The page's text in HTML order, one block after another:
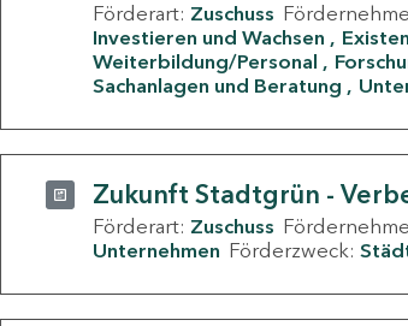
Förderart: Zuschuss
Investieren und Wachsen
Weiterbildung/Personal
Sachanlagen und Beratung
Zukunft Stadtgrün -
Förderart: Zuschuss
Unternehmen Förderzweck: